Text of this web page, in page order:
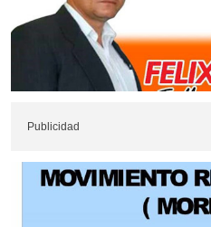
Publicidad